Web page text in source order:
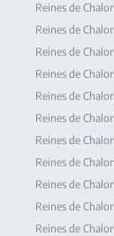
Reines de
Reines de
Reines de
Reines de
Reines de
Reines de
Reines de
Reines de
Reines de
Reines de
Reines de